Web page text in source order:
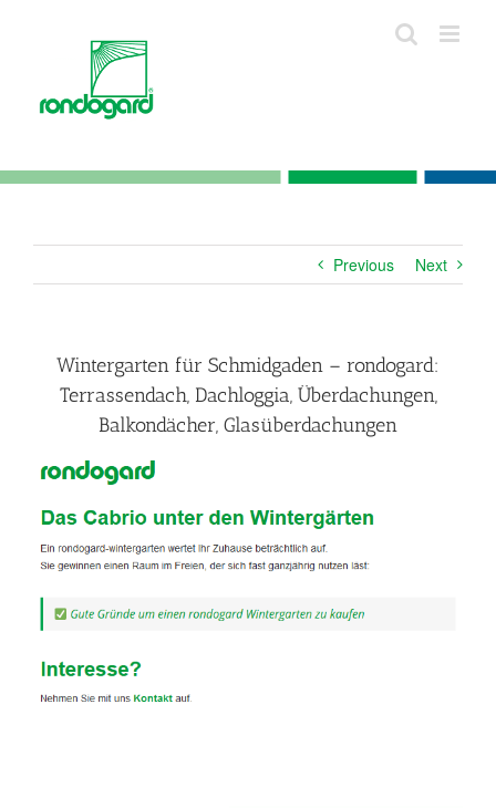
Previous Next
Wintergarten für Schmidgaden – rondogard:
Terrassendach, Dachloggia, Überdachungen,
Balkondächer, Glasüberdachungen